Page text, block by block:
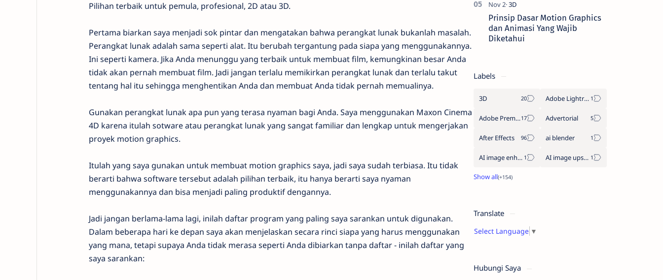
Pilihan terbaik untuk pemula, profesional, 2D atau 3D.
Pertama biarkan saya menjadi sok pintar dan mengatakan bahwa perangkat lunak bukanlah masalah.
Perangkat lunak adalah sama seperti alat. Itu berubah tergantung pada siapa yang menggunakannya.
Ini seperti kamera. Jika Anda menunggu yang terbaik untuk membuat film, kemungkinan besar Anda
tidak akan pernah membuat film. Jadi jangan terlalu memikirkan perangkat lunak dan terlalu takut
tentang hal itu sehingga menghentikan Anda dan membuat Anda tidak pernah memualinya.
Gunakan perangkat lunak apa pun yang terasa nyaman bagi Anda. Saya menggunakan Maxon Cinema
4D karena itulah sotware atau perangkat lunak yang sangat familiar dan lengkap untuk mengerjakan
proyek motion graphics.
Itulah yang saya gunakan untuk membuat motion graphics saya, jadi saya sudah terbiasa. Itu tidak
berarti bahwa software tersebut adalah pilihan terbaik, itu hanya berarti saya nyaman
menggunakannya dan bisa menjadi paling produktif dengannya.
Jadi jangan berlama-lama lagi, inilah daftar program yang paling saya sarankan untuk digunakan.
Dalam beberapa hari ke depan saya akan menjelaskan secara rinci siapa yang harus menggunakan
yang mana, tetapi supaya Anda tidak merasa seperti Anda dibiarkan tanpa daftar - inilah daftar yang
saya sarankan:
Prinsip Dasar Motion Graphics
dan Animasi Yang Wajib
Diketahui
Labels
3D Adobe Lightroom
Adobe Premiere Pro Advertorial
After Effects ai blender
AI image enhancement AI image upscaler
Translate
Select Language ▼
Hubungi Saya